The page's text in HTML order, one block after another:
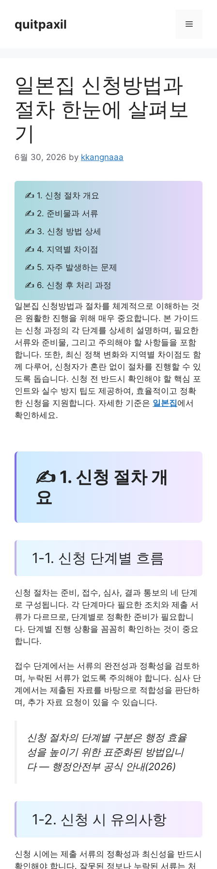
contentquitpaxil Menu
일본집 신청방법과
절차 한눈에 살펴보
기
6월 30, 2026 by kkangnaaa
✍ 1. 신청 절차 개요
✍ 2. 준비물과 서류
✍ 3. 신청 방법 상세
✍ 4. 지역별 차이점
✍ 5. 자주 발생하는 문제
✍ 6. 신청 후 처리 과정
일본집 신청방법과 절차를 체계적으로 이해하는 것
은 원활한 진행을 위해 매우 중요합니다. 본 가이드
는 신청 과정의 각 단계를 상세히 설명하며, 필요한
서류와 준비물, 그리고 주의해야 할 사항들을 포함
합니다. 또한, 최신 정책 변화와 지역별 차이점도 함
께 다루어, 신청자가 혼란 없이 절차를 진행할 수 있
도록 돕습니다. 신청 전 반드시 확인해야 할 핵심 포
인트와 실수 방지 팁도 제공하여, 효율적이고 정확
한 신청을 지원합니다. 자세한 기준은 일본집에서
확인하세요.
✍ 1. 신청 절차 개
요
1-1. 신청 단계별 흐름
신청 절차는 준비, 접수, 심사, 결과 통보의 네 단계
로 구성됩니다. 각 단계마다 필요한 조치와 제출 서
류가 다르므로, 단계별로 정확한 준비가 필요합니
다. 단계별 진행 상황을 꼼꼼히 확인하는 것이 중요
합니다.
접수 단계에서는 서류의 완전성과 정확성을 검토하
며, 누락된 서류가 없도록 주의해야 합니다. 심사 단
계에서는 제출된 자료를 바탕으로 적합성을 판단하
며, 추가 자료 요청이 있을 수 있습니다.
신청 절차의 단계별 구분은 행정 효율
성을 높이기 위한 표준화된 방법입니
다 — 행정안전부 공식 안내(2026)
1-2. 신청 시 유의사항
신청 시에는 제출 서류의 정확성과 최신성을 반드시
확인해야 합니다. 잘못된 정보나 누락된 서류는 처